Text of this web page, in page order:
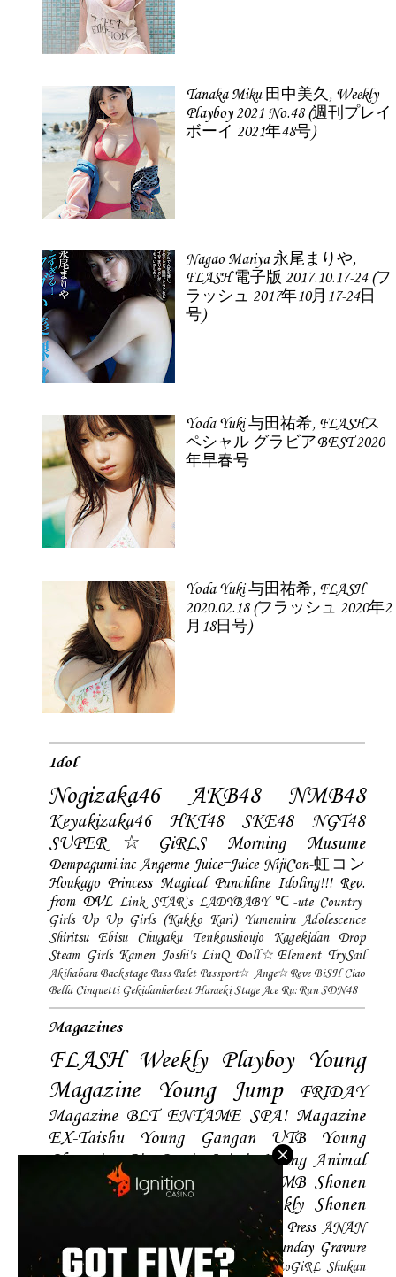
Tanaka Miku 田中美久, Weekly
Playboy 2021 No.48 (週刊プレイ
ボーイ 2021年48号)
Nagao Mariya 永尾まりや,
FLASH 電子版 2017.10.17-24 (フ
ラッシュ 2017年10月17-24日
号)
Yoda Yuki 与田祐希, FLASHス
ペシャル グラビアBEST 2020
年早春号
Yoda Yuki 与田祐希, FLASH
2020.02.18 (フラッシュ 2020年2
月18日号)
Idol
Nogizaka46 AKB48 NMB48
Keyakizaka46 HKT48 SKE48
NGT48
SUPER☆GiRLS
Morning Musume
Dempagumi.inc Angerme Juice=Juice NijiCon-虹コン
Houkago Princess Magical Punchline Idoling!!! Rev.
from DVL Link STAR`s LADYBABY ℃-ute Country
Girls Up Up Girls (Kakko Kari) Yumemiru Adolescence
Shiritsu Ebisu Chugaku
Tenkoushoujo Kagekidan
Drop
Steam Girls Kamen Joshi's LinQ Doll☆Element TrySail
Akihabara Backstage Pass Palet Passport☆ Ange☆Reve BiSH Ciao
Bella Cinquetti Gekidanherbest Haraeki Stage Ace Ru:Run SDN48
Magazines
FLASH Weekly Playboy Young
Magazine
Young Jump
FRIDAY
Magazine BLT ENTAME SPA! Magazine
EX-Taishu
Young Gangan UTB
Young
Champion Big Comic Spirtis Young Animal
Shonen Magazine BUBKA BOMB Shonen
Champion
Weekly Shonen
Hustle Press ANAN
Magazine SMART Magazine Young Sunday Gravure
The Television
CD&DL My Girl Daily LoGiRL Shukan